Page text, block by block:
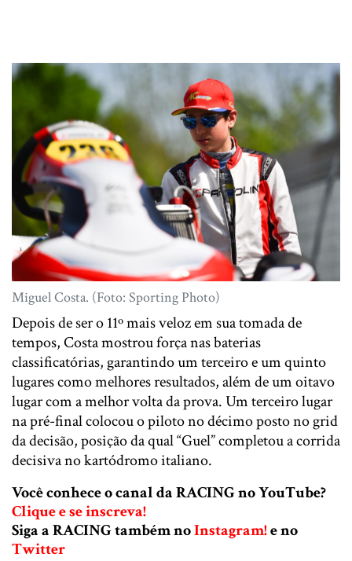
Miguel Costa. (Foto: Sporting Photo)
Depois de ser o 11º mais veloz em sua tomada de
tempos, Costa mostrou força nas baterias
classificatórias, garantindo um terceiro e um quinto
lugares como melhores resultados, além de um oitavo
lugar com a melhor volta da prova. Um terceiro lugar
na pré-final colocou o piloto no décimo posto no grid
da decisão, posição da qual “Guel” completou a corrida
decisiva no kartódromo italiano.
Você conhece o canal da RACING no YouTube?
Clique e se inscreva!
Siga a RACING também noInstagram!e no
Twitter